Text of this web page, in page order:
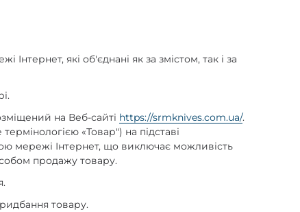
Інтернет, які об'єднані як за змістом, так і за
на Веб-сайті https://srmknives.com.ua/.
термінологією«Товар") на підставі
мережі Інтернет, що виключає можливість
продажу товару.
товару.